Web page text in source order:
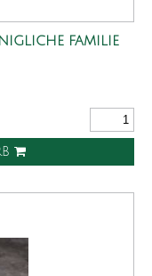
FAMILIE